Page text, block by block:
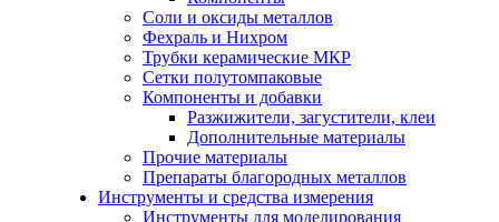
Соли и оксиды металлов
Фехраль и Нихром
Трубки керамические МКР
Сетки полутомпаковые
Компоненты и добавки
Разжижители, загустители, клеи
Дополнительные материалы
Прочие материалы
Препараты благородных металлов
Инструменты и средства измерения
Инструменты для моделирования